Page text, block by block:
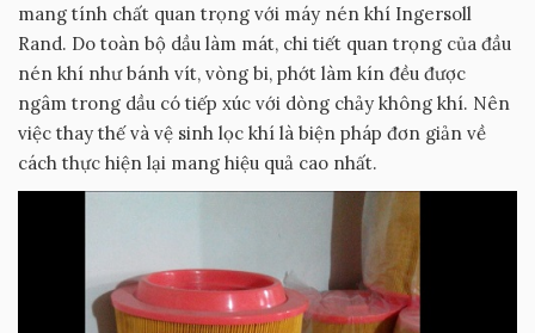
mang tính chất quan trọng với máy nén khí Ingersoll
Rand. Do toàn bộ dầu làm mát, chi tiết quan trọng của đầu
nén khí như bánh vít, vòng bi, phớt làm kín đều được
ngâm trong dầu có tiếp xúc với dòng chảy không khí. Nên
việc thay thế và vệ sinh lọc khí là biện pháp đơn giản về
cách thực hiện lại mang hiệu quả cao nhất.